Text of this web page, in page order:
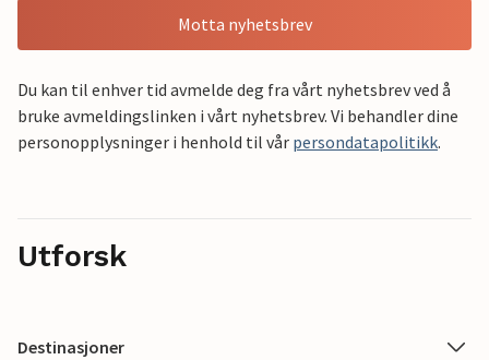
Motta nyhetsbrev
Du kan til enhver tid avmelde deg fra vårt nyhetsbrev ved å
bruke avmeldingslinken i vårt nyhetsbrev. Vi behandler dine
personopplysninger i henhold til vår persondatapolitikk.
Utforsk
Destinasjoner